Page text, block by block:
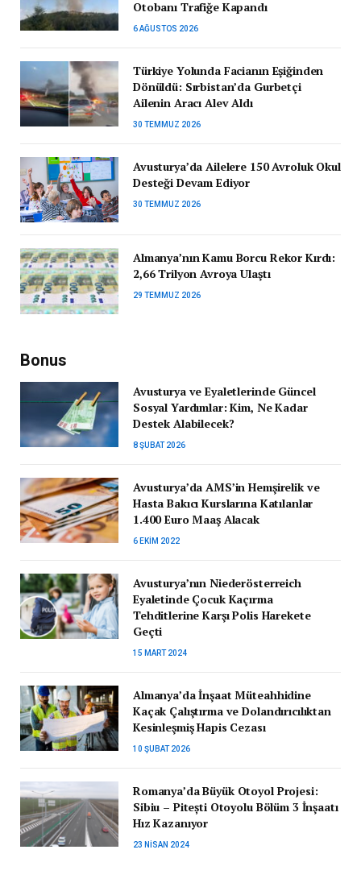
Otobanı Trafiğe Kapandı
6 AĞUSTOS 2026
Türkiye Yolunda Facianın Eşiğinden
Dönüldü: Sırbistan’da Gurbetçi
Ailenin Aracı Alev Aldı
30 TEMMUZ 2026
Avusturya’da Ailelere 150 Avroluk Okul
Desteği Devam Ediyor
30 TEMMUZ 2026
Almanya’nın Kamu Borcu Rekor Kırdı:
2,66 Trilyon Avroya Ulaştı
29 TEMMUZ 2026
Bonus
Avusturya ve Eyaletlerinde Güncel
Sosyal Yardımlar: Kim, Ne Kadar
Destek Alabilecek?
8 ŞUBAT 2026
Avusturya’da AMS’in Hemşirelik ve
Hasta Bakıcı Kurslarına Katılanlar
1.400 Euro Maaş Alacak
6 EKIM 2022
Avusturya’nın Niederösterreich
Eyaletinde Çocuk Kaçırma
Tehditlerine Karşı Polis Harekete
Geçti
15 MART 2024
Almanya’da İnşaat Müteahhidine
Kaçak Çalıştırma ve Dolandırıcılıktan
Kesinleşmiş Hapis Cezası
10 ŞUBAT 2026
Romanya’da Büyük Otoyol Projesi:
Sibiu – Pitești Otoyolu Bölüm 3 İnşaatı
Hız Kazanıyor
23 NISAN 2024